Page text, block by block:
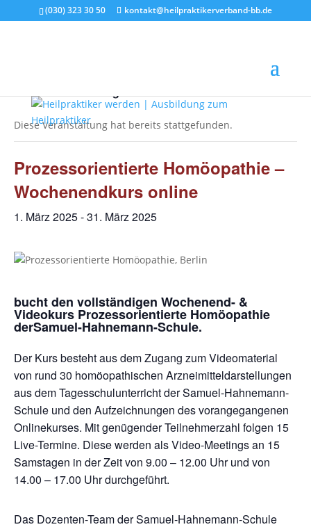
(030) 323 30 50 kontakt@heilpraktikerverband-bb.de
Diese Veranstaltung hat bereits stattgefunden.
Prozessorientierte Homöopathie –
Wochenendkurs online
1. März 2025-31. März 2025
bucht den vollständigen Wochenend- &
Videokurs Prozessorientierte Homöopathie
derSamuel-Hahnemann-Schule.
Der Kurs besteht aus dem Zugang zum Videomaterial
von rund 30 homöopathischen Arzneimitteldarstellungen
aus dem Tagesschulunterricht der Samuel-Hahnemann-
Schule und den Aufzeichnungen des vorangegangenen
Onlinekurses. Mit genügender Teilnehmerzahl folgen 15
Live-Termine. Diese werden als Video-Meetings an 15
Samstagen in der Zeit von 9.00 – 12.00 Uhr und von
14.00 – 17.00 Uhr durchgeführt.
Das Dozenten-Team der Samuel-Hahnemann-Schule